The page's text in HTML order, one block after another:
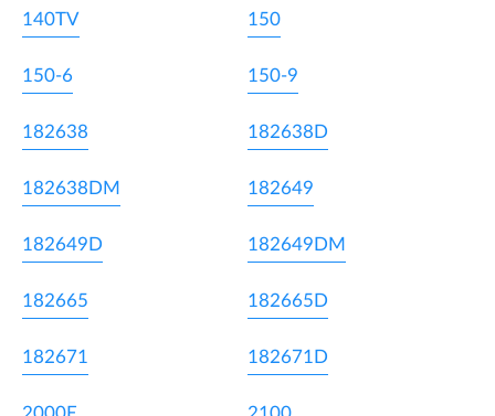
140TV 150
150-6 150-9
182638 182638D
182638DM 182649
182649D 182649DM
182665 182665D
182671 182671D